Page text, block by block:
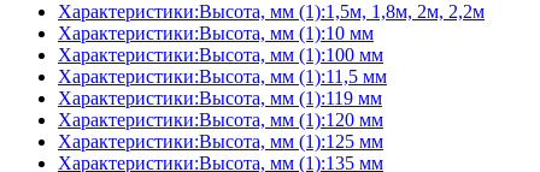
Характеристики:Высота, мм (1):1,5м, 1,8м, 2м, 2,2м
Характеристики:Высота, мм (1):10 мм
Характеристики:Высота, мм (1):100 мм
Характеристики:Высота, мм (1):11,5 мм
Характеристики:Высота, мм (1):119 мм
Характеристики:Высота, мм (1):120 мм
Характеристики:Высота, мм (1):125 мм
Характеристики:Высота, мм (1):135 мм